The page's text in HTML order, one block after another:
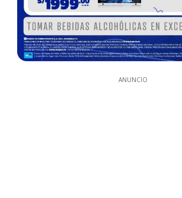
ANUNCIO